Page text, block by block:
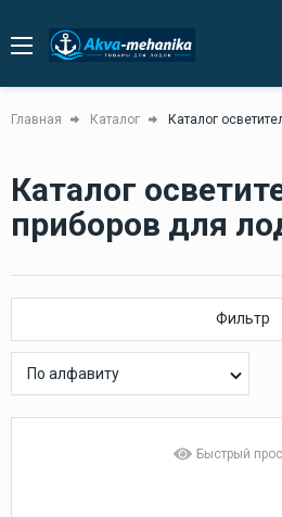
Главная Каталог Каталог
Каталог
приборов для
Фильтр
По алфавиту
Быстрый